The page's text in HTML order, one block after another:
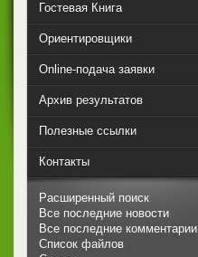
Гостевая Книга
Ориентировщики
Online-подача заявки
Архив результатов
Полезные ссылки
Контакты
Расширенный поиск
Все последние новости
Все последние комментарии
Список файлов